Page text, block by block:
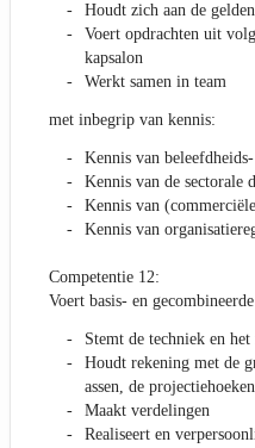
Houdt zich aan de
Voert opdrachten uit
kapsalon
Werkt samen in team
met inbegrip van kennis:
Kennis van
Kennis van de sectorale
Kennis van
Kennis van
Competentie 12:
Voert basis- en
Stemt de techniek en
Houdt rekening met de
assen, de
Maakt verdelingen
Realiseert en